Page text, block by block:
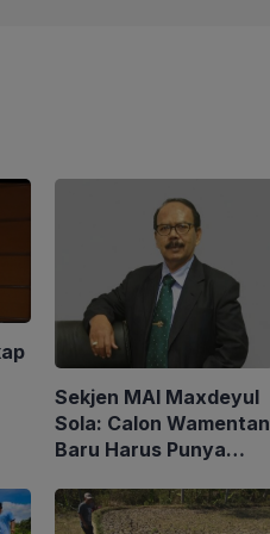
Sekjen MAI Maxdeyul
Sola: Calon Wamentan
Baru Harus Punya
Konsep Holistik